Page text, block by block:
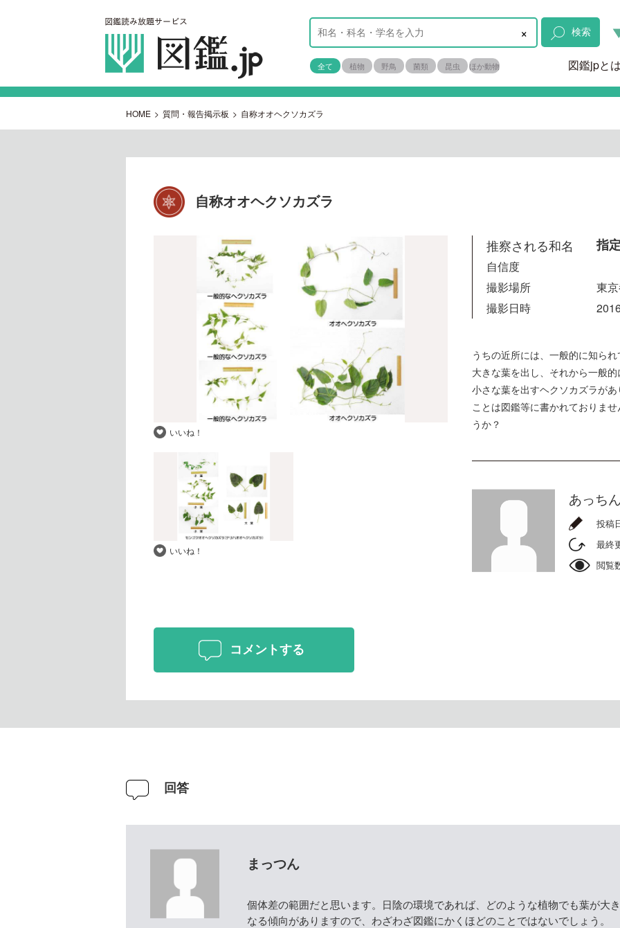
× 検索
全て 植物 野鳥 菌類 昆虫 ほか動物 図鑑jpと
HOME > 質問・報告掲示板 > 自称オオヘクソカズラ
自称オオヘクソカズラ
いいね！
いいね！
推察される和名 指
自信度
撮影場所
東
撮影日時
うちの近所には、一般的に知ら
大きな葉を出し、それから一般
小さな葉を出すヘクソカズラが
ことは図鑑等に書かれておりま
うか？
あっち
投稿
最終
閲覧
コメントする
回答
まっつん
個体差の範囲だと思います。日陰の環境であれば、どのような植物でも葉が大
なる傾向がありますので、わざわざ図鑑にかくほどのことではないでしょう。